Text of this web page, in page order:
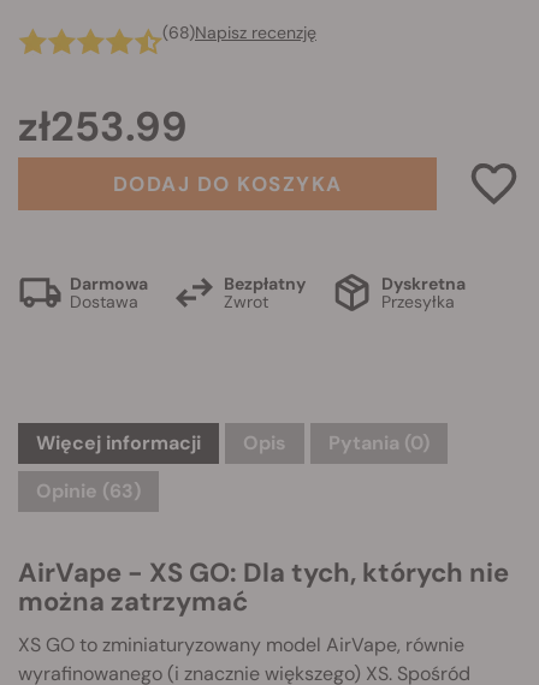
(68)Napisz recenzję
zł253.99
DODAJ DO KOSZYKA
Darmowa
Dostawa
Bezpłatny
Zwrot
Dyskretna
Przesyłka
Więcej informacji Opis Pytania (0)
Opinie (63)
AirVape - XS GO: Dla tych, których nie
można zatrzymać
XS GO to zminiaturyzowany model AirVape, równie
wyrafinowanego (i znacznie większego) XS. Spośród